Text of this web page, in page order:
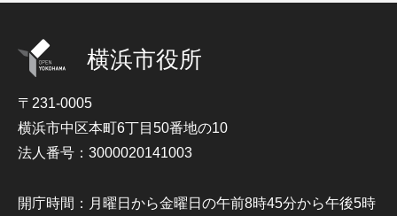
横浜市役所
〒231-0005
横浜市中区本町6丁目50番地の10
法人番号：3000020141003
開庁時間：月曜日から金曜日の午前8時45分から午後5時